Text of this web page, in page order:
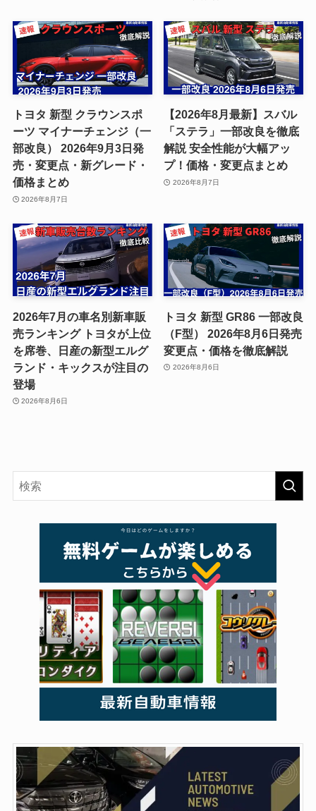
トヨタ 新型 クラウンスポ
ーツ マイナーチェンジ（一
部改良） 2026年9月3日発
売・変更点・新グレード・
価格まとめ
2026年8月7日
【2026年8月最新】スバル
「ステラ」一部改良を徹底
解説 安全性能が大幅アッ
プ！価格・変更点まとめ
2026年8月7日
2026年7月の車名別新車販
売ランキング トヨタが上位
を席巻、日産の新型エルグ
ランド・キックスが注目の
登場
2026年8月6日
トヨタ 新型 GR86 一部改良
（F型） 2026年8月6日発売
変更点・価格を徹底解説
2026年8月6日